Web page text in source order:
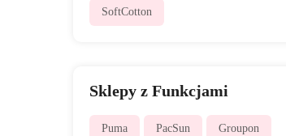
SoftCotton
Sklepy z Funkcjami
Puma PacSun Groupon